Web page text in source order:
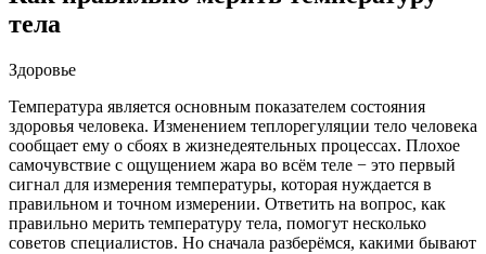
тела
Здоровье
Температура является основным показателем состояния
здоровья человека. Изменением теплорегуляции тело человека
сообщает ему о сбоях в жизнедеятельных процессах. Плохое
самочувствие с ощущением жара во всём теле − это первый
сигнал для измерения температуры, которая нуждается в
правильном и точном измерении. Ответить на вопрос, как
правильно мерить температуру тела, помогут несколько
советов специалистов. Но сначала разберёмся, какими бывают